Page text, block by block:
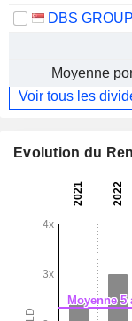
Moyenne
Voir tous les
Evolution du